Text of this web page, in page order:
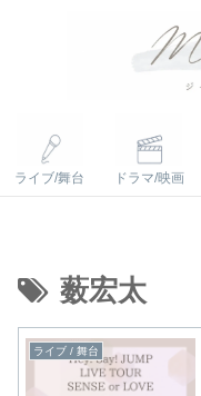
ライブ/舞台 ドラマ/映画
薮宏太
ライブ / 舞台